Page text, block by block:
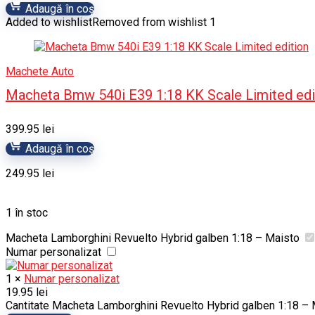
Adaugă în coș
Added to wishlistRemoved from wishlist 1
Machete Auto
Macheta Bmw 540i E39 1:18 KK Scale Limited
399.95 lei
Adaugă în coș
249.95 lei
1 în stoc
Macheta Lamborghini Revuelto Hybrid galben 1:18 – Maisto
Numar personalizat
1 × Numar personalizat
19.95 lei
Cantitate Macheta Lamborghini Revuelto Hybrid galben 1:18 –